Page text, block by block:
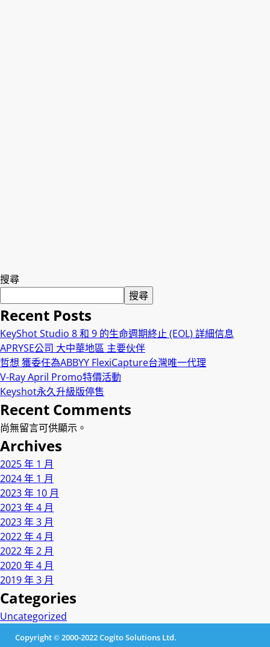
搜尋
搜尋
Recent Posts
KeyShot Studio 8 和 9 的生命週期終止 (EOL) 詳細信息
APRYSE公司 大中華地區 主要伙伴
哲想 獲委任為ABBYY FlexiCapture台灣唯一代理
V-Ray April Promo特價活動
Keyshot永久升級版停售
Recent Comments
尚無留言可供顯示。
Archives
2025 年 1 月
2024 年 1 月
2023 年 10 月
2023 年 4 月
2023 年 3 月
2022 年 4 月
2022 年 2 月
2020 年 4 月
2019 年 3 月
Categories
Uncategorized
Copyright © 2000-2022 Cogito Solutions Ltd.